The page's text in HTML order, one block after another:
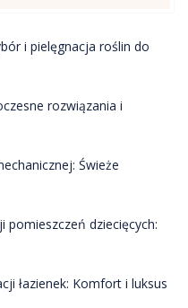
i pielęgnacja roślin do
rozwiązania i
Świeże
pomieszczeń dziecięcych:
łazienek: Komfort i luksus